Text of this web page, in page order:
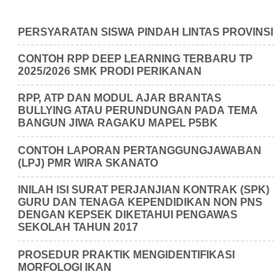
PERSYARATAN SISWA PINDAH LINTAS PROVINSI
CONTOH RPP DEEP LEARNING TERBARU TP
2025/2026 SMK PRODI PERIKANAN
RPP, ATP DAN MODUL AJAR BRANTAS
BULLYING ATAU PERUNDUNGAN PADA TEMA
BANGUN JIWA RAGAKU MAPEL P5BK
CONTOH LAPORAN PERTANGGUNGJAWABAN
(LPJ) PMR WIRA SKANATO
INILAH ISI SURAT PERJANJIAN KONTRAK (SPK)
GURU DAN TENAGA KEPENDIDIKAN NON PNS
DENGAN KEPSEK DIKETAHUI PENGAWAS
SEKOLAH TAHUN 2017
PROSEDUR PRAKTIK MENGIDENTIFIKASI
MORFOLOGI IKAN